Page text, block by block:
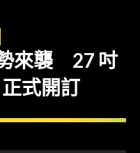
勢來襲 27 吋
式開訂